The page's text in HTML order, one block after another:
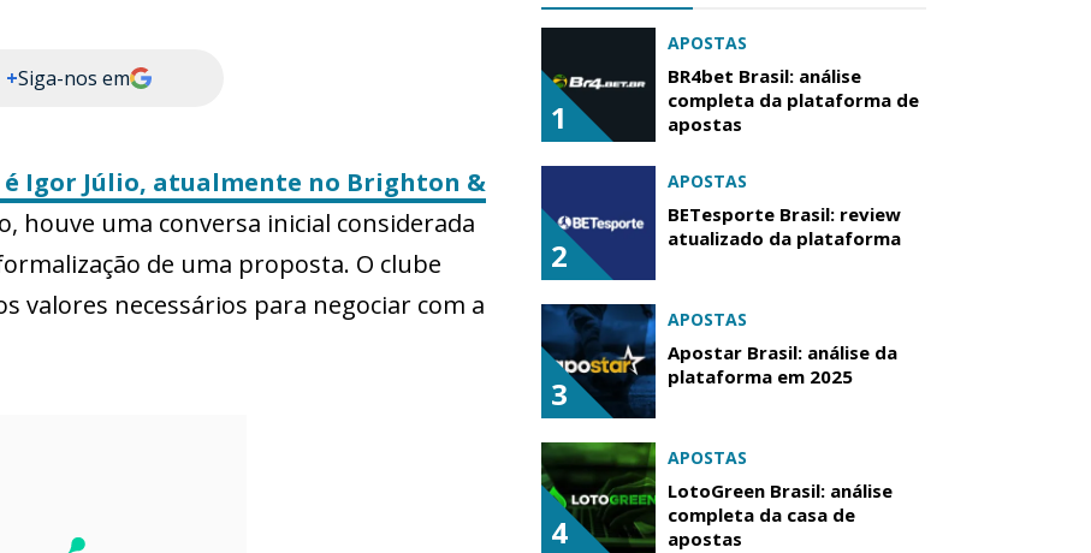
+Siga-nos em
Igor Júlio, atualmente no Brighton &
houve uma conversa inicial considerada
de uma proposta. O clube
valores necessários para negociar com a
1
APOSTAS
BR4bet Brasil: análise
completa da plataforma de
apostas
2
APOSTAS
BETesporte Brasil: review
atualizado da plataforma
3
APOSTAS
Apostar Brasil: análise da
plataforma em 2025
4
APOSTAS
LotoGreen Brasil: análise
completa da casa de
apostas